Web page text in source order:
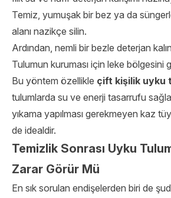
Temiz, yumuşak bir bez ya da
alanı nazikçe silin.
Ardından, nemli bir bezle deterjan
Tulumun kuruması için leke bölgesini
Bu yöntem özellikle çift kişilik uyku
tulumlarda su ve enerji tasarrufu
yıkama yapılması gerekmeyen kaz
de idealdir.
Temizlik Sonrası Uyku
Zarar Görür Mü
En sık sorulan endişelerden biri de